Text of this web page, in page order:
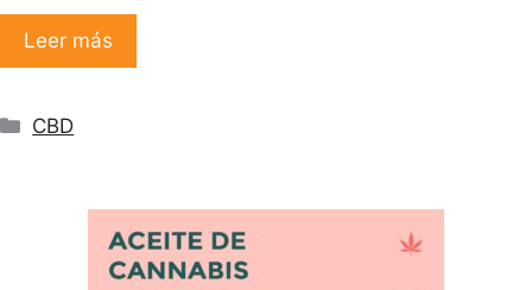
Leer más
Categorías
CBD